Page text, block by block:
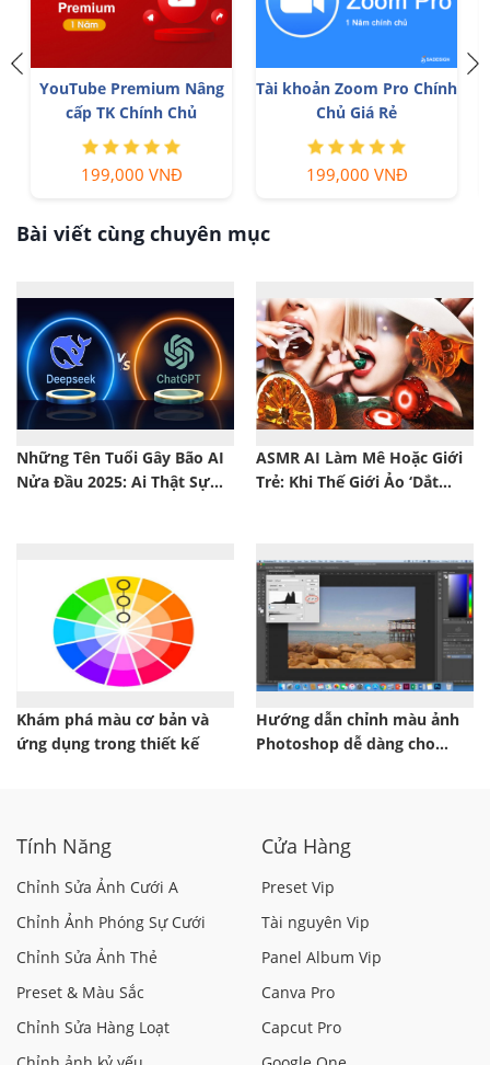
YouTube Premium Nâng
cấp TK Chính Chủ
199,000 VNĐ
Tài khoản Zoom Pro Chính
Chủ Giá Rẻ
199,000 VNĐ
Bài viết cùng chuyên mục
Những Tên Tuổi Gây Bão AI
Nửa Đầu 2025: Ai Thật Sự
ASMR AI Làm Mê Hoặc Giới
Trẻ: Khi Thế Giới Ảo ‘Dắt
Khám phá màu cơ bản và
ứng dụng trong thiết kế
Hướng dẫn chỉnh màu ảnh
Photoshop dễ dàng cho
Tính Năng
Chỉnh Sửa Ảnh Cưới A
Chỉnh Ảnh Phóng Sự Cưới
Chỉnh Sửa Ảnh Thẻ
Preset & Màu Sắc
Chỉnh Sửa Hàng Loạt
Cửa Hàng
Preset Vip
Tài nguyên Vip
Panel Album Vip
Canva Pro
Capcut Pro